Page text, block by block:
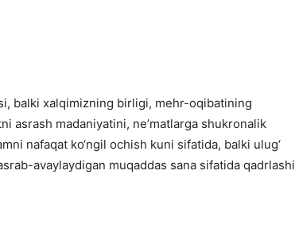
balki xalqimizning birligi, mehr-oqibatining
asrash madaniyatini, ne’matlarga shukronalik
nafaqat ko‘ngil ochish kuni sifatida, balki ulug‘
avaylaydigan muqaddas sana sifatida qadrlashi